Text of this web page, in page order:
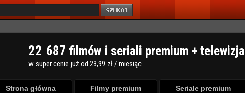
22 687 filmów i seriali premium + telewizja
w super cenie już od 23,99 zł / miesiąc
Strona główna Filmy premium Seriale premium